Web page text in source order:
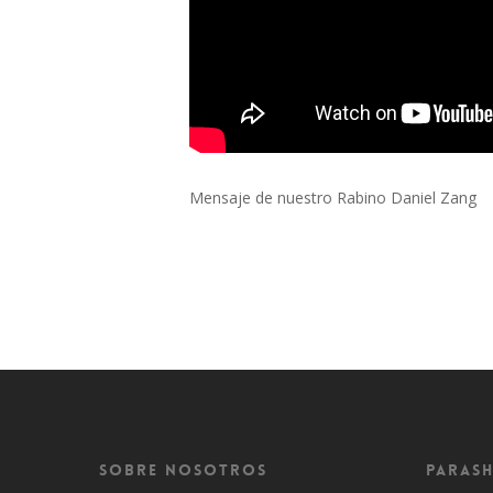
Mensaje de nuestro Rabino Daniel Zang
Sobre Nosotros